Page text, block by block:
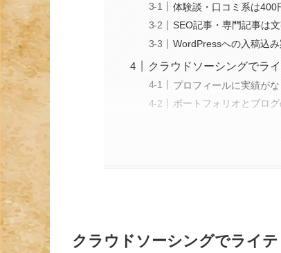
体験談・口コミ系は400
SEO記事・専門記事は
WordPressへの入稿込
クラウドソーシングでラ
プロフィールに実績が
ポートフォリオとブロ
クラウドソーシングでライ